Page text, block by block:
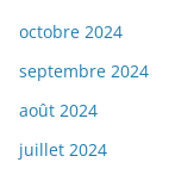
octobre 2024
septembre 2024
août 2024
juillet 2024